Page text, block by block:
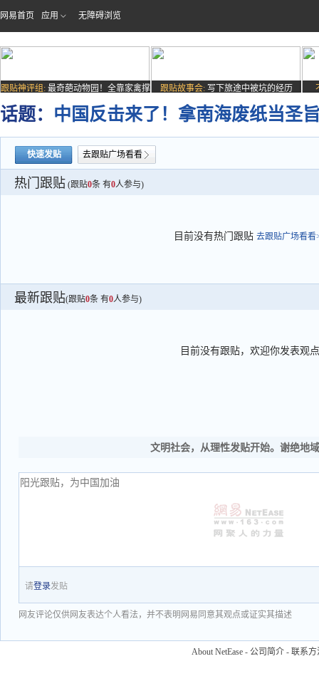
网易首页 应用 无障碍浏览
跟贴神评组: 最奇葩动物园！全靠家禽撑
场子
跟贴故事会: 写下旅途中被坑的经历
话题： 中国反击来了！拿南海废纸当圣
快速发贴 去跟贴广场看看
热门跟贴 (跟贴0条 有0人参与)
目前没有热门跟贴 去跟贴广场看看
最新跟贴(跟贴0条 有0人参与)
目前没有跟贴，欢迎你发表观点
文明社会，从理性发贴开始。谢绝地
请登录发贴
网友评论仅供网友表达个人看法，并不表明网易同意其观点或证实其描述
About NetEase - 公司简介 - 联系方